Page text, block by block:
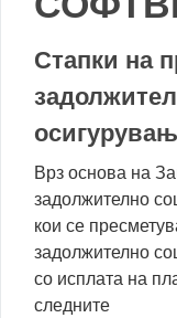
Стапки на
Врз основа на
задолжително
кои се
задолжително
со исплата на
следните